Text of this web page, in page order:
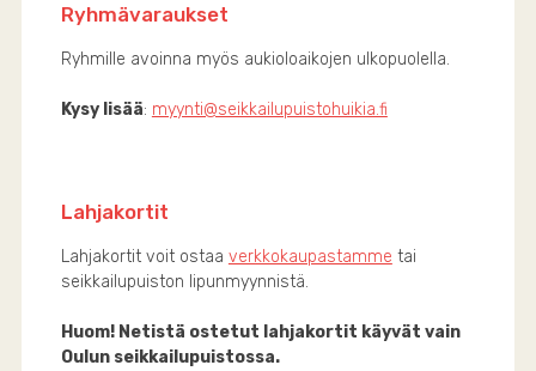
Ryhmävaraukset
Ryhmille avoinna myös aukioloaikojen ulkopuolella.
Kysy lisää: myynti@seikkailupuistohuikia.fi
Lahjakortit
Lahjakortit voit ostaa verkkokaupastamme tai
seikkailupuiston lipunmyynnistä.
Huom! Netistä ostetut lahjakortit käyvät vain
Oulun seikkailupuistossa.